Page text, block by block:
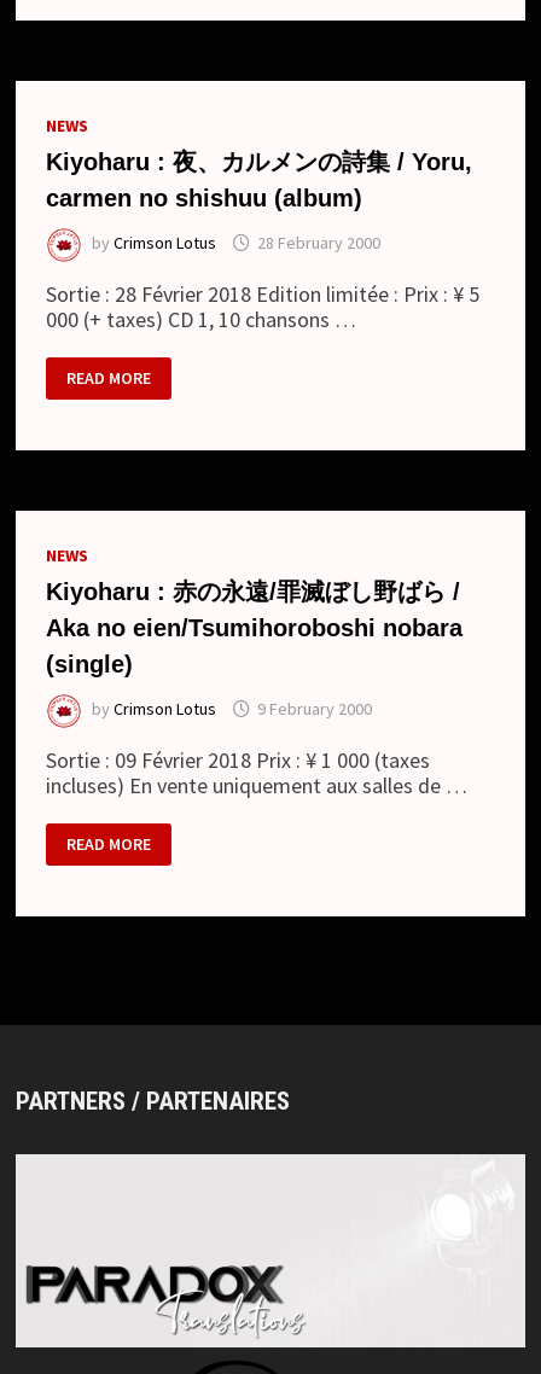
CLIP
NEWS
Kiyoharu : 夜、カルメンの詩集 / Yoru,
carmen no shishuu (album)
byCrimson Lotus 28 February 2000
Sortie : 28 Février 2018 Edition limitée : Prix : ¥ 5
000 (+ taxes) CD 1, 10 chansons …
KIYOHARU
:
夜、
メ
詩
YORU,
NO
SHISHUU
(ALBUM)
READ MORE
NEWS
Kiyoharu : 赤の永遠/罪滅ぼし野ばら /
Aka no eien/Tsumihoroboshi nobara
(single)
byCrimson Lotus 9 February 2000
Sortie : 09 Février 2018 Prix : ¥ 1 000 (taxes
incluses) En vente uniquement aux salles de …
KIYOHARU
:
赤
遠/
ば
NO
EIEN/TSUMIHOROBOSHI
READ MORE
PARTNERS / PARTENAIRES